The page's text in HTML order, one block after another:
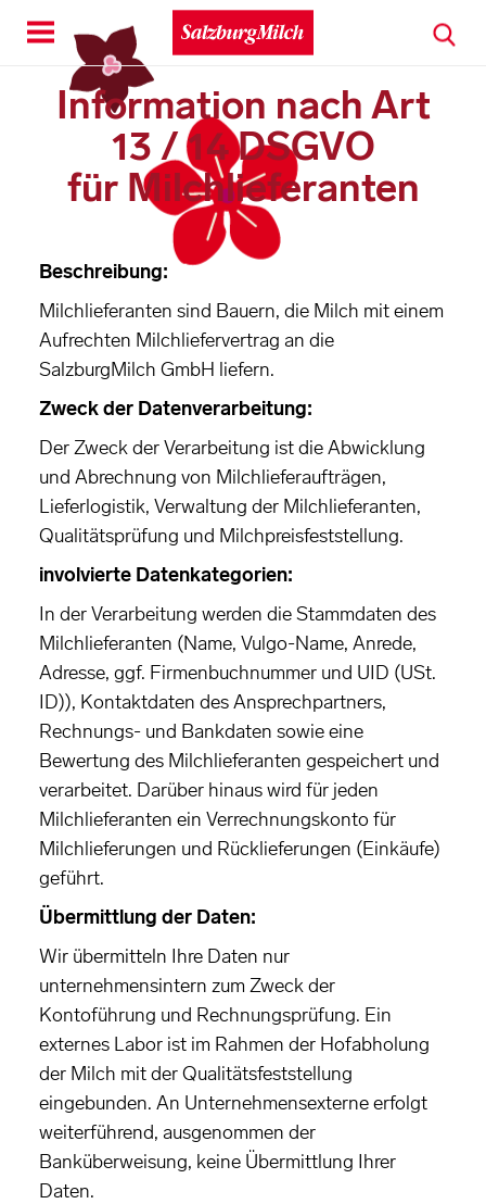
Toggle
navigation
Information nach Art
13 / 14 DSGVO
für Milchlieferanten
Beschreibung:
Milchlieferanten sind Bauern, die Milch mit einem
Aufrechten Milchliefervertrag an die
SalzburgMilch GmbH liefern.
Zweck der Datenverarbeitung:
Der Zweck der Verarbeitung ist die Abwicklung
und Abrechnung von Milchlieferaufträgen,
Lieferlogistik, Verwaltung der Milchlieferanten,
Qualitätsprüfung und Milchpreisfeststellung.
involvierte Datenkategorien:
In der Verarbeitung werden die Stammdaten des
Milchlieferanten (Name, Vulgo-Name, Anrede,
Adresse, ggf. Firmenbuchnummer und UID (USt.
ID)), Kontaktdaten des Ansprechpartners,
Rechnungs- und Bankdaten sowie eine
Bewertung des Milchlieferanten gespeichert und
verarbeitet. Darüber hinaus wird für jeden
Milchlieferanten ein Verrechnungskonto für
Milchlieferungen und Rücklieferungen (Einkäufe)
geführt.
Übermittlung der Daten:
Wir übermitteln Ihre Daten nur
unternehmensintern zum Zweck der
Kontoführung und Rechnungsprüfung. Ein
externes Labor ist im Rahmen der Hofabholung
der Milch mit der Qualitätsfeststellung
eingebunden. An Unternehmensexterne erfolgt
weiterführend, ausgenommen der
Banküberweisung, keine Übermittlung Ihrer
Daten.